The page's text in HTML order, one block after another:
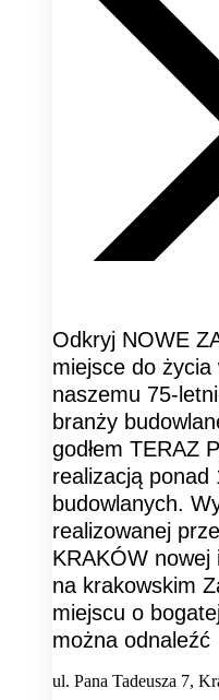
Odkryj NOWE
miejsce do
naszemu 75-
branży
godłem TERAZ
realizacją ponad
budowlanych.
realizowanej
KRAKÓW nowej
na krakowskim
miejscu o
można odnaleźć
ul. Pana Tadeusza 7,